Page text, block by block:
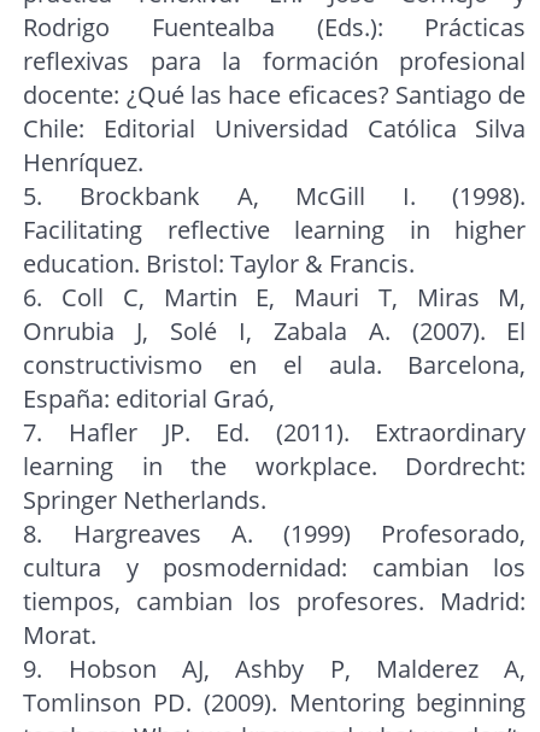
Rodrigo Fuentealba (Eds.): Prácticas
reflexivas para la formación profesional
docente: ¿Qué las hace eficaces? Santiago de
Chile: Editorial Universidad Católica Silva
Henríquez.
5. Brockbank A, McGill I. (1998).
Facilitating reflective learning in higher
education. Bristol: Taylor & Francis.
6. Coll C, Martin E, Mauri T, Miras M,
Onrubia J, Solé I, Zabala A. (2007). El
constructivismo en el aula. Barcelona,
España: editorial Graó,
7. Hafler JP. Ed. (2011). Extraordinary
learning in the workplace. Dordrecht:
Springer Netherlands.
8. Hargreaves A. (1999) Profesorado,
cultura y posmodernidad: cambian los
tiempos, cambian los profesores. Madrid:
Morat.
9. Hobson AJ, Ashby P, Malderez A,
Tomlinson PD. (2009). Mentoring beginning